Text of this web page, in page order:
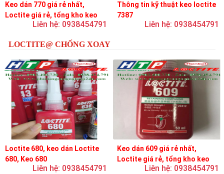
Keo dán 770 giá rẻ nhất,
Loctite giá rẻ, tổng kho keo
Liên hệ: 0938454791
Thông tin kỹ thuật keo loctite
7387
Liên hệ: 0938454791
LOCTITE@ CHỐNG XOAY
Loctite 680, keo dán Loctite
680, Keo 680
Liên hệ: 0938454791
Keo dán 609 giá rẻ nhất,
Loctite giá rẻ, tổng kho keo
Liên hệ: 0938454791